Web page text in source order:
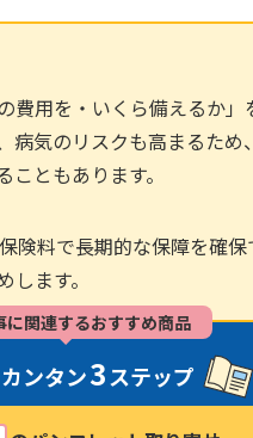
費用を・いくら備えるか
気のリスクも高まるため
ともあります。
険料で長期的な保障を確
ます。
に関連するおすすめ商品
ンタン3ステップ